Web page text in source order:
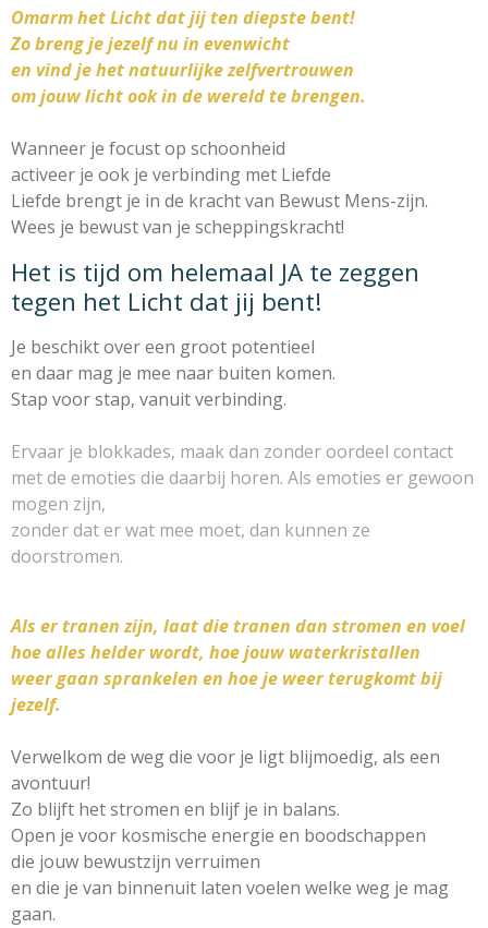
Omarm het Licht dat jij ten diepste bent!
Zo breng je jezelf nu in evenwicht
en vind je het natuurlijke zelfvertrouwen
om jouw licht ook in de wereld te brengen.
Wanneer je focust op schoonheid
activeer je ook je verbinding met Liefde
Liefde brengt je in de kracht van Bewust Mens-zijn.
Wees je bewust van je scheppingskracht!
Het is tijd om helemaal JA te zeggen
tegen het Licht dat jij bent!
Je beschikt over een groot potentieel
en daar mag je mee naar buiten komen.
Stap voor stap, vanuit verbinding.
Ervaar je blokkades, maak dan zonder oordeel contact
met de emoties die daarbij horen. Als emoties er gewoon
mogen zijn,
zonder dat er wat mee moet, dan kunnen ze
doorstromen.
Als er tranen zijn, laat die tranen dan stromen en voel
hoe alles helder wordt, hoe jouw waterkristallen
weer gaan sprankelen en hoe je weer terugkomt bij
jezelf.
Verwelkom de weg die voor je ligt blijmoedig, als een
avontuur!
Zo blijft het stromen en blijf je in balans.
Open je voor kosmische energie en boodschappen
die jouw bewustzijn verruimen
en die je van binnenuit laten voelen welke weg je mag
gaan.